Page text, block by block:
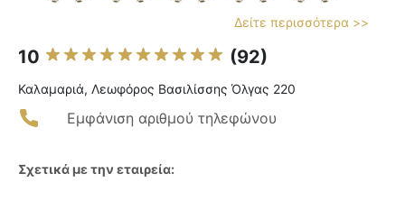
Δείτε περισσότερα >>
10 (92)
Καλαμαριά, Λεωφόρος Βασιλίσσης Όλγας 220
Εμφάνιση αριθμού τηλεφώνου
Σχετικά με την εταιρεία: